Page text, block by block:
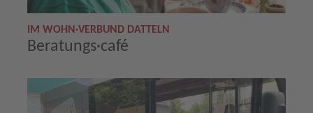
IM WOHN·VERBUND DATTELN
Beratungs·café